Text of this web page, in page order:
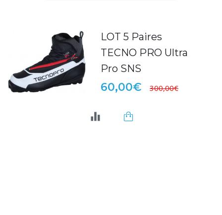
LOT 5 Paires
TECNO PRO Ultra
Pro SNS
60,00€ 300,00€